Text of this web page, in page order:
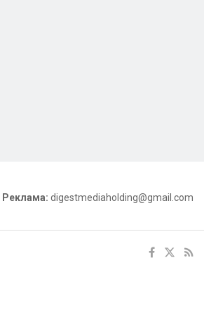
Реклама: digestmediaholding@gmail.com